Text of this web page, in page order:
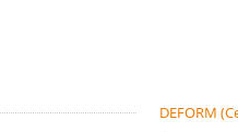
DEFORM